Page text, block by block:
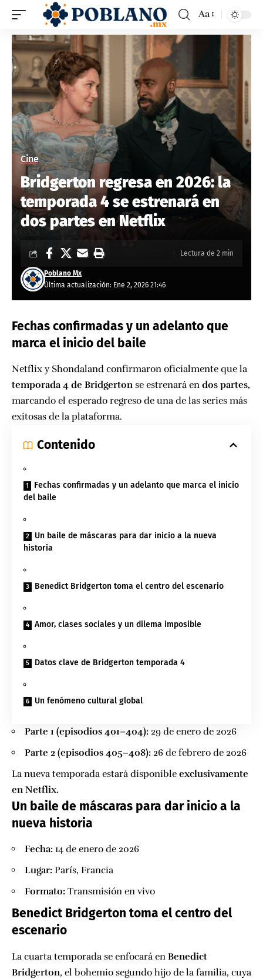
Aa
Cine
Bridgerton regresa en 2026: la
temporada 4 se estrenará en
dos partes en Netflix
Última actualización: Ene 2, 2026 21:46
Poblano Mx
Lectura de 2 min
Fechas confirmadas y un adelanto que
marca el inicio del baile
Netflix y Shondaland confirmaron oficialmente que la
temporada 4 de Bridgerton se estrenará en dos partes,
marcando el esperado regreso de una de las series más
exitosas de la plataforma.
Contenido
Fechas confirmadas y un adelanto que marca el inicio
del baile
Un baile de máscaras para dar inicio a la nueva
historia
Benedict Bridgerton toma el centro del escenario
Amor, clases sociales y un dilema imposible
Datos clave de Bridgerton temporada 4
Un fenómeno cultural global
Parte 1 (episodios 401–404): 29 de enero de 2026
Parte 2 (episodios 405–408): 26 de febrero de 2026
La nueva temporada estará disponible exclusivamente
en Netflix.
Un baile de máscaras para dar inicio a la
nueva historia
Fecha: 14 de enero de 2026
Lugar: París, Francia
Formato: Transmisión en vivo
Benedict Bridgerton toma el centro del
escenario
La cuarta temporada se enfocará en Benedict
Bridgerton, el bohemio segundo hijo de la familia, cuya